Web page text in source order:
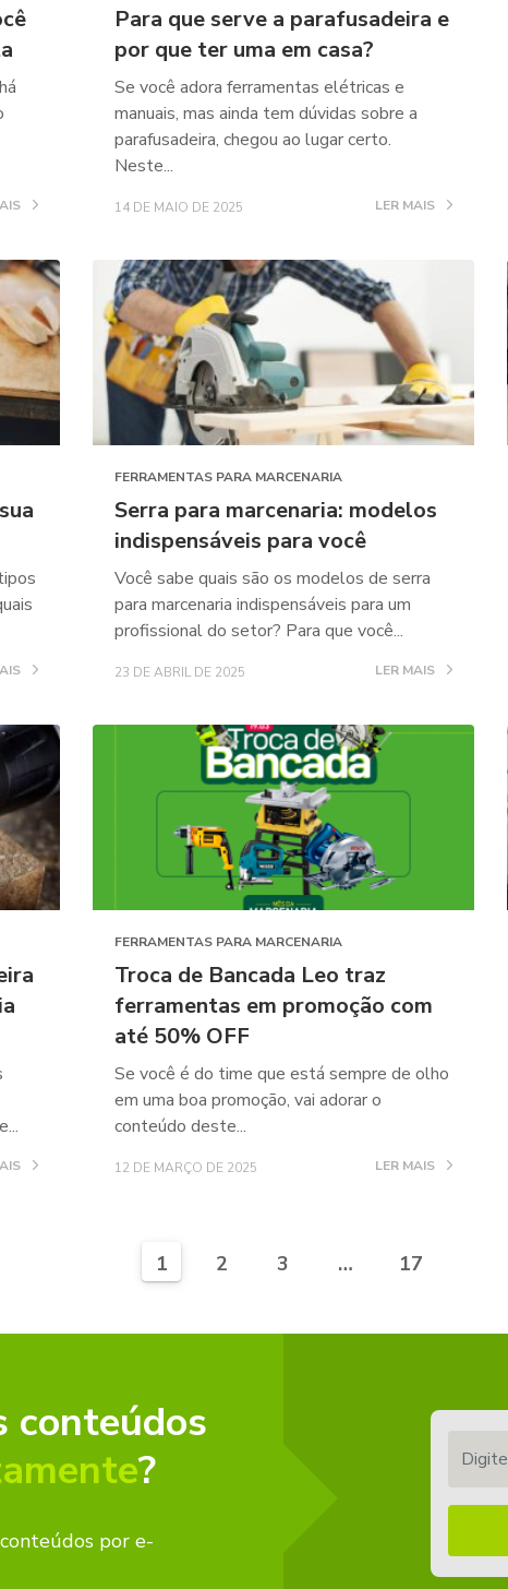
Para que serve a parafusadeira e
por que ter uma em casa?
Se você adora ferramentas elétricas e
manuais, mas ainda tem dúvidas sobre a
parafusadeira, chegou ao lugar certo.
Neste...
14 DE MAIO DE 2025 LER MAIS
FERRAMENTAS PARA MARCENARIA
Serra para marcenaria: modelos
indispensáveis para você
Você sabe quais são os modelos de serra
para marcenaria indispensáveis para um
profissional do setor? Para que você...
23 DE ABRIL DE 2025 LER MAIS
FERRAMENTAS PARA MARCENARIA
Troca de Bancada Leo traz
ferramentas em promoção com
até 50% OFF
Se você é do time que está sempre de olho
em uma boa promoção, vai adorar o
conteúdo deste...
12 DE MARÇO DE 2025 LER MAIS
1 2 3 … 17
conteúdos
?
por e-